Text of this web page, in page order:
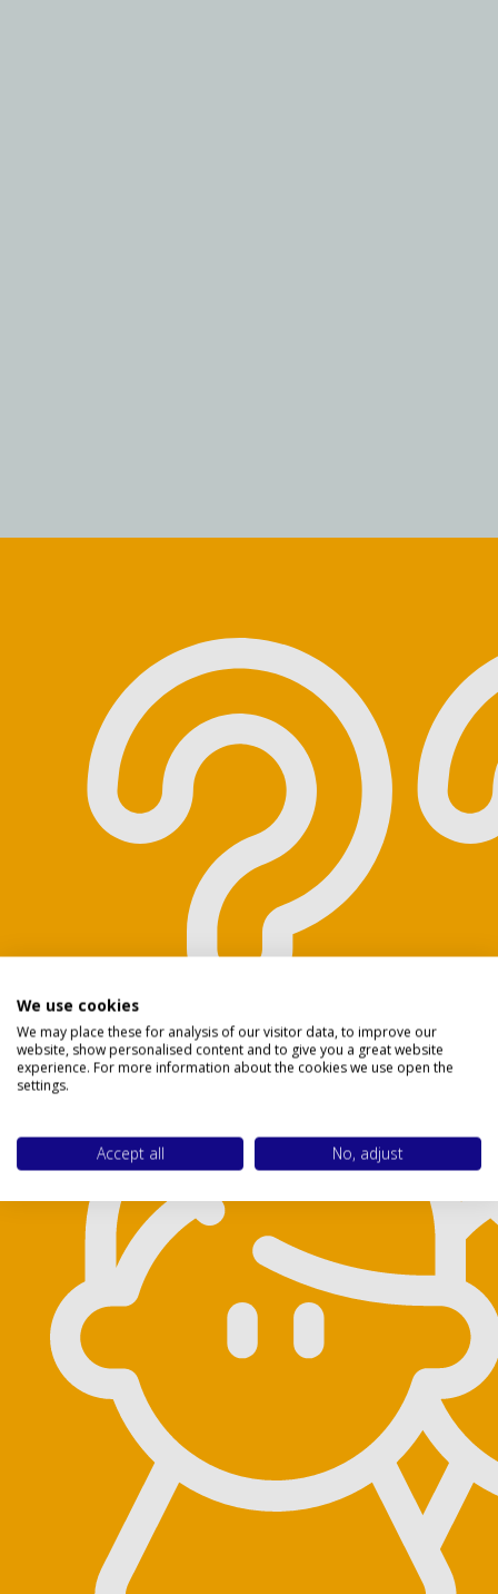
We use cookies
We may place these for analysis of our visitor data, to improve our
website, show personalised content and to give you a great website
experience. For more information about the cookies we use open the
settings.
Accept all No, adjust